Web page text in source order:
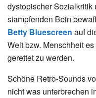
dystopischer
stampfenden Bein
Betty Bluescreen auf
Welt bzw. Menschheit
gerettet zu werden.
Schöne Retro-Sounds
nicht was unterbrechen